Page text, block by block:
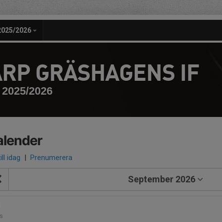
2026
GRÄSHAGENS IF
2026
idag | Prenumerera
September 2026